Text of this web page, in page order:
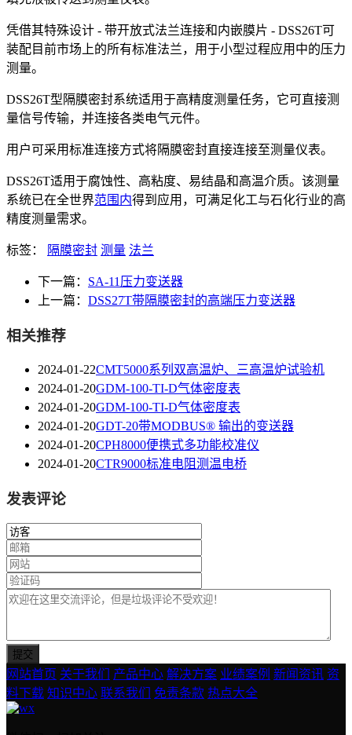
凭借其特殊设计 - 带开放式法兰连接和内嵌膜片 - DSS26T可
装配目前市场上的所有标准法兰，用于小型过程应用中的压力
测量。
DSS26T型隔膜密封系统适用于高精度测量任务，它可直接测
量信号传输，并连接各类电气元件。
用户可采用标准连接方式将隔膜密封直接连接至测量仪表。
DSS26T适用于腐蚀性、高粘度、易结晶和高温介质。该测量
系统已在全世界范围内得到应用，可满足化工与石化行业的高
精度测量需求。
标签： 隔膜密封 测量 法兰
下一篇： SA-11压力变送器
上一篇： DSS27T带隔膜密封的高端压力变送器
相关推荐
2024-01-22CMT5000系列双高温炉、三高温炉试验机
2024-01-20GDM-100-TI-D气体密度表
2024-01-20GDM-100-TI-D气体密度表
2024-01-20GDT-20带MODBUS® 输出的变送器
2024-01-20CPH8000便携式多功能校准仪
2024-01-20CTR9000标准电阻测温电桥
发表评论
网站首页 关于我们 产品中心 解决方案 业绩案例 新闻资讯 资
料下载 知识中心 联系我们 免责条款 热点大全